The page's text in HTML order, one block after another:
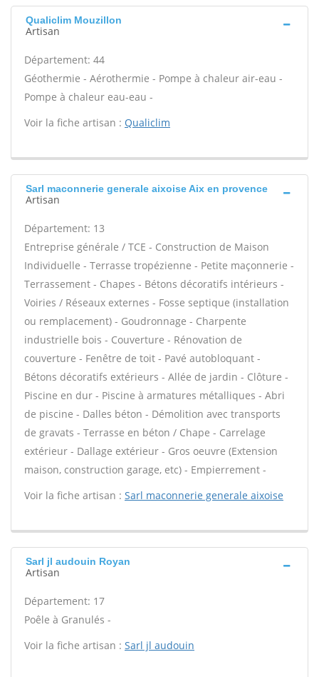
Qualiclim Mouzillon
Artisan
Département: 44
Géothermie - Aérothermie - Pompe à chaleur air-eau -
Pompe à chaleur eau-eau -
Voir la fiche artisan : Qualiclim
Sarl maconnerie generale aixoise Aix en provence
Artisan
Département: 13
Entreprise générale / TCE - Construction de Maison
Individuelle - Terrasse tropézienne - Petite maçonnerie -
Terrassement - Chapes - Bétons décoratifs intérieurs -
Voiries / Réseaux externes - Fosse septique (installation
ou remplacement) - Goudronnage - Charpente
industrielle bois - Couverture - Rénovation de
couverture - Fenêtre de toit - Pavé autobloquant -
Bétons décoratifs extérieurs - Allée de jardin - Clôture -
Piscine en dur - Piscine à armatures métalliques - Abri
de piscine - Dalles béton - Démolition avec transports
de gravats - Terrasse en béton / Chape - Carrelage
extérieur - Dallage extérieur - Gros oeuvre (Extension
maison, construction garage, etc) - Empierrement -
Voir la fiche artisan : Sarl maconnerie generale aixoise
Sarl jl audouin Royan
Artisan
Département: 17
Poêle à Granulés -
Voir la fiche artisan : Sarl jl audouin